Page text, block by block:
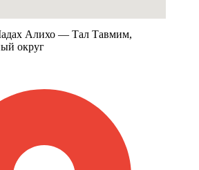
Алихо — Тал Тавмим,
округ